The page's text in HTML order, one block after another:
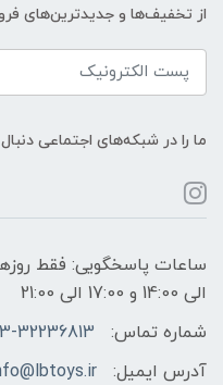
از تخفیف‌ها و جدیدترین‌های
ما را در شبکه‌های اجتماعی
الی 14:00 و 17:00 الی 21:00
شماره تماس:
023-32236813 و
آدرس ایمیل: